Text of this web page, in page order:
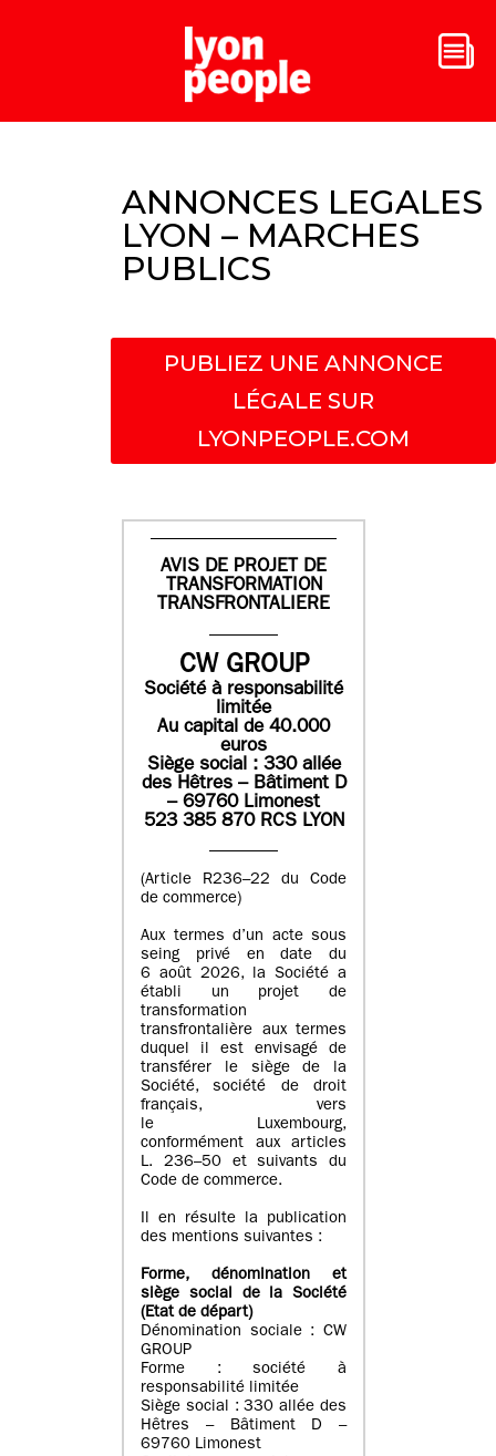
ANNONCES LEGALES
LYON – MARCHES
PUBLICS
PUBLIEZ UNE ANNONCE
LÉGALE SUR
LYONPEOPLE.COM
AVIS DE PROJET DE
TRANSFORMATION
TRANSFRONTALIERE
CW GROUP
Société à responsabilité
limitée
Au capital de 40.000
euros
Siège social : 330 allée
des Hêtres – Bâtiment D
– 69760 Limonest
523 385 870 RCS LYON
(Article R236–22 du Code
de commerce)
Aux termes d’un acte sous
seing privé en date du
6 août 2026, la Société a
établi un projet de
transformation
transfrontalière aux termes
duquel il est envisagé de
transférer le siège de la
Société, société de droit
français, vers
le Luxembourg,
conformément aux articles
L. 236–50 et suivants du
Code de commerce.
Il en résulte la publication
des mentions suivantes :
Forme, dénomination et
siège social de la Société
(Etatde départ)
Dénomination sociale : CW
GROUP
Forme : société à
responsabilité limitée
Siège social : 330 allée des
Hêtres – Bâtiment D –
69760 Limonest